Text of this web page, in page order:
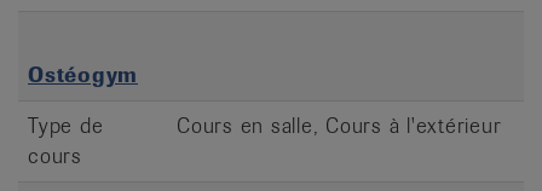
Ostéogym
Type de
cours
Cours en salle, Cours à l'extérieur